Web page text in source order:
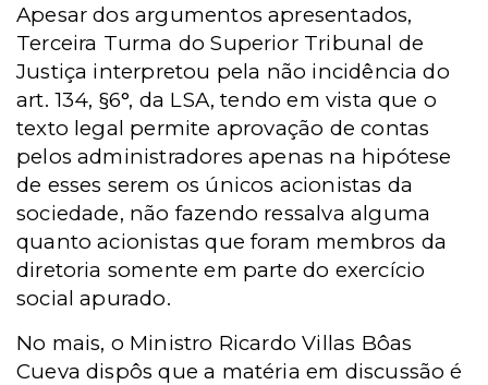
Apesar dos argumentos apresentados,
Terceira Turma do Superior Tribunal de
Justiça interpretou pela não incidência do
art. 134, §6°, da LSA, tendo em vista que o
texto legal permite aprovação de contas
pelos administradores apenas na hipótese
de esses serem os únicos acionistas da
sociedade, não fazendo ressalva alguma
quanto acionistas que foram membros da
diretoria somente em parte do exercício
social apurado.
No mais, o Ministro Ricardo Villas Bôas
Cueva dispôs que a matéria em discussão é